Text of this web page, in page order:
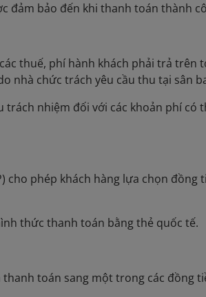
đảm bảo đến khi thanh toán thành
thuế, phí hành khách phải trả trên
nhà chức trách yêu cầu thu tại sân
trách nhiệm đối với các khoản phí có
cho phép khách hàng lựa chọn
thức thanh toán bằng thẻ quốc tế.
toán sang một trong các đồng